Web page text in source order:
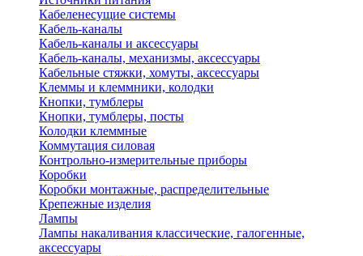
Кабеленесущие системы
Кабель-каналы
Кабель-каналы и аксессуары
Кабель-каналы, механизмы, аксессуары
Кабельные стяжки, хомуты, аксессуары
Клеммы и клеммники, колодки
Кнопки, тумблеры
Кнопки, тумблеры, посты
Колодки клеммные
Коммутация силовая
Контрольно-измерительные приборы
Коробки
Коробки монтажные, распределительные
Крепежные изделия
Лампы
Лампы накаливания классические, галогенные,
аксессуары